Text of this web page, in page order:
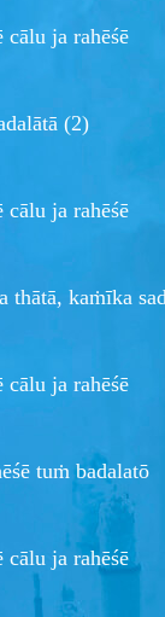
ja rahēśē
(2)
ja rahēśē
thātā, kaṁīka
ja rahēśē
tuṁ badalatō
ja rahēśē